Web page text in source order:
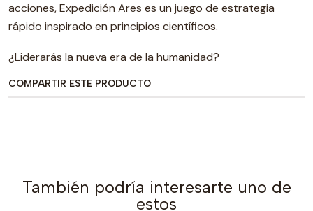
acciones, Expedición Ares es un juego de estrategia
rápido inspirado en principios científicos.
¿Liderarás la nueva era de la humanidad?
COMPARTIR ESTE PRODUCTO
También podría interesarte uno de
estos